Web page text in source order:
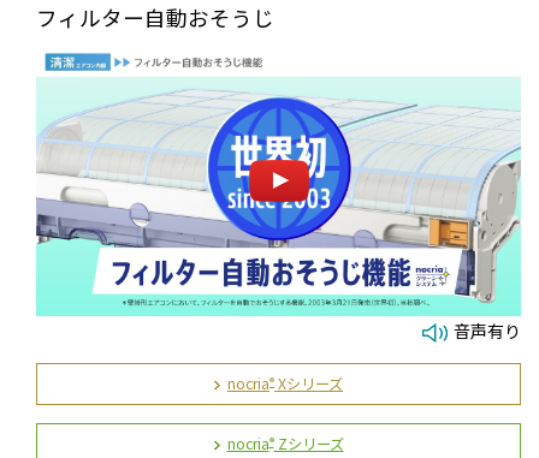
フィルター自動おそうじ
音声有り
nocria® Xシリーズ
nocria®Zシリーズ